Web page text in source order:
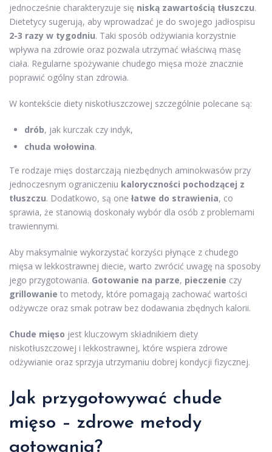
jednocześnie charakteryzuje się niską zawartością tłuszczu.
Dietetycy sugerują, aby wprowadzać je do swojego jadłospisu
2-3 razy w tygodniu. Taki sposób odżywiania korzystnie
wpływa na zdrowie oraz pozwala utrzymać właściwą masę
ciała. Regularne spożywanie chudego mięsa może znacznie
poprawić ogólny stan zdrowia.
W kontekście diety niskotłuszczowej szczególnie polecane są:
drób, jak kurczak czy indyk,
chuda wołowina.
Te rodzaje mięs dostarczają niezbędnych aminokwasów przy
jednoczesnym ograniczeniu kaloryczności pochodzącej z
tłuszczu. Dodatkowo, są one łatwe do strawienia, co
sprawia, że stanowią doskonały wybór dla osób z problemami
trawiennymi.
Aby maksymalnie wykorzystać korzyści płynące z chudego
mięsa w lekkostrawnej diecie, warto zwrócić uwagę na sposoby
jego przygotowania. Gotowanie na parze, pieczenie czy
grillowanie to metody, które pomagają zachować wartości
odżywcze oraz smak potraw bez dodawania zbędnych kalorii.
Chude mięso jest kluczowym składnikiem diety
niskotłuszczowej i lekkostrawnej, które wspiera zdrowe
odżywianie oraz sprzyja utrzymaniu dobrej kondycji fizycznej.
Jak przygotowywać chude
mięso – zdrowe metody
gotowania?